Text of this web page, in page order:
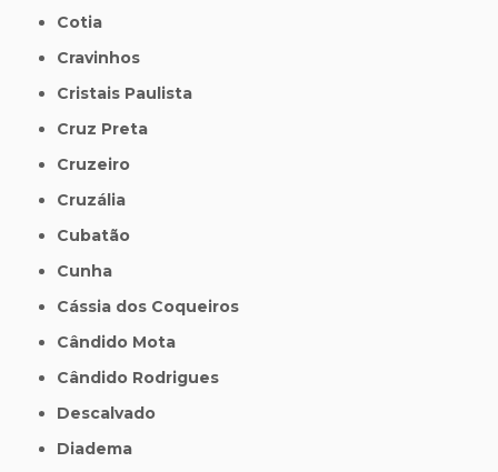
Cotia
Cravinhos
Cristais Paulista
Cruz Preta
Cruzeiro
Cruzália
Cubatão
Cunha
Cássia dos Coqueiros
Cândido Mota
Cândido Rodrigues
Descalvado
Diadema